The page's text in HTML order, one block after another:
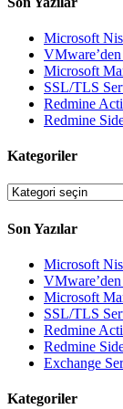
Microsoft
Microsoft
SSL/TLS
Redmine
Redmine
Kategoriler
Kategoriler
Son Yazılar
Microsoft
Microsoft
SSL/TLS
Redmine
Redmine
Exchange
Kategoriler